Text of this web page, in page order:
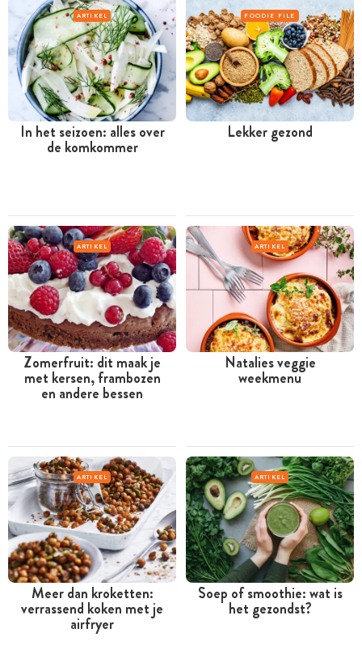
ARTIKEL
In het seizoen: alles over
de komkommer
FOODIE FILE
Lekker gezond
ARTIKEL
Zomerfruit: dit maak je
met kersen, frambozen
en andere bessen
ARTIKEL
Natalies veggie
weekmenu
ARTIKEL
Meer dan kroketten:
verrassend koken met je
airfryer
ARTIKEL
Soep of smoothie: wat is
het gezondst?